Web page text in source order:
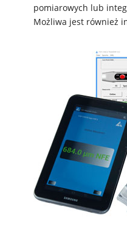
pomiarowych lub
Możliwa jest również